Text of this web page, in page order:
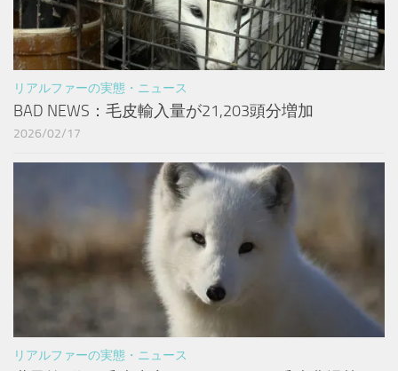
リアルファーの実態・ニュース
BAD NEWS：毛皮輸入量が21,203頭分増加
2026/02/17
リアルファーの実態・ニュース